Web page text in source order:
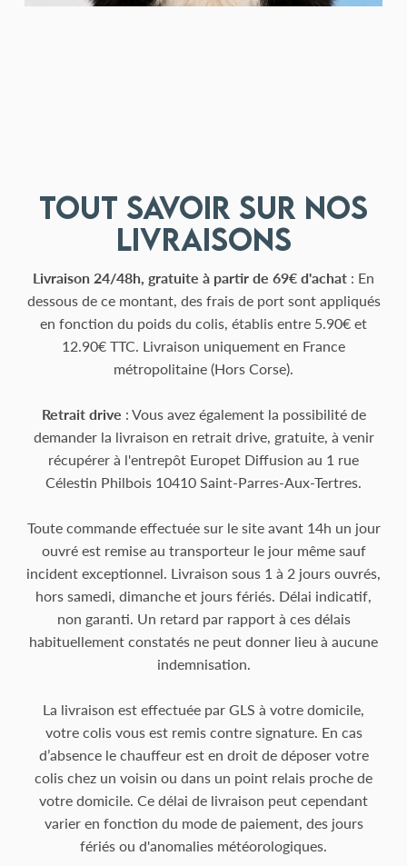
Tout savoir sur nos
livraisons
Livraison 24/48h, gratuite à partir de 69€ d'achat : En
dessous de ce montant, des frais de port sont appliqués
en fonction du poids du colis, établis entre 5.90€ et
12.90€ TTC. Livraison uniquement en France
métropolitaine (Hors Corse).
Retrait drive : Vous avez également la possibilité de
demander la livraison en retrait drive, gratuite, à venir
récupérer à l'entrepôt Europet Diffusion au 1 rue
Célestin Philbois 10410 Saint-Parres-Aux-Tertres.
Toute commande effectuée sur le site avant 14h un jour
ouvré est remise au transporteur le jour même sauf
incident exceptionnel. Livraison sous 1 à 2 jours ouvrés,
hors samedi, dimanche et jours fériés. Délai indicatif,
non garanti. Un retard par rapport à ces délais
habituellement constatés ne peut donner lieu à aucune
indemnisation.
La livraison est effectuée par GLS à votre domicile,
votre colis vous est remis contre signature. En cas
d’absence le chauffeur est en droit de déposer votre
colis chez un voisin ou dans un point relais proche de
votre domicile. Ce délai de livraison peut cependant
varier en fonction du mode de paiement, des jours
fériés ou d'anomalies météorologiques.